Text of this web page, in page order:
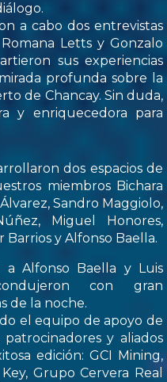
a cabo dos entrevistas
Letts y Gonzalo
sus experiencias
profunda sobre la
de Chancay. Sin duda,
y enriquecedora para
dos espacios de
miembros Bichara
Sandro Maggiolo,
Miguel Honores,
Barrios y Alfonso Baella.
a Alfonso Baella y Luis
con gran
de la noche.
el equipo de apoyo de
y aliados
edición: GCI Mining,
Grupo Cervera Real